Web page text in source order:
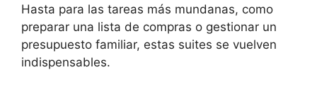
Hasta para las tareas más mundanas, como
preparar una lista de compras o gestionar un
presupuesto familiar, estas suites se vuelven
indispensables.